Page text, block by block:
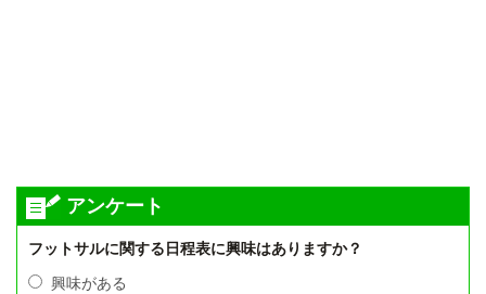
アンケート
フットサルに関する日程表に興味はありますか？
興味がある